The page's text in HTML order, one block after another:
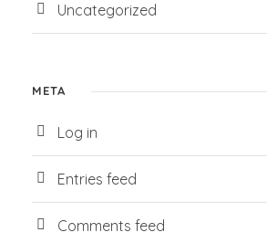
Uncategorized
META
Log in
Entries feed
Comments feed